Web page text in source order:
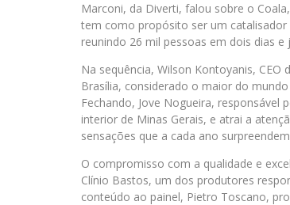
Marconi, da Diverti, falou sobre o
tem como propósito ser um catalisador
reunindo 26 mil pessoas em dois dias
Na sequência, Wilson Kontoyanis,
Brasília, considerado o maior do
Fechando, Jove Nogueira, responsável
interior de Minas Gerais, e atrai a
sensações que a cada ano
O compromisso com a qualidade e
Clínio Bastos, um dos produtores
conteúdo ao painel, Pietro Toscano,